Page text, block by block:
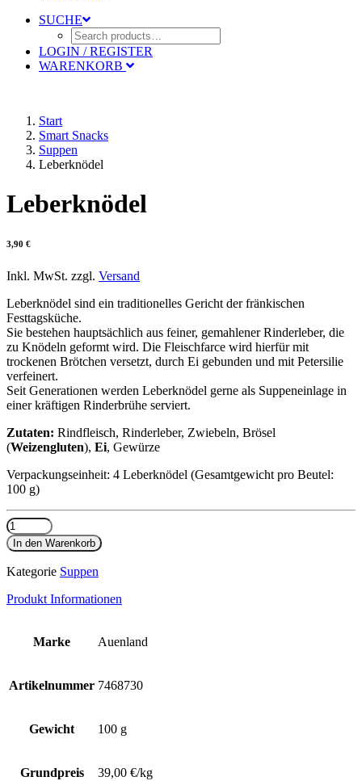
SUCHE
LOGIN / REGISTER
WARENKORB
Start
Smart Snacks
Suppen
Leberknödel
Leberknödel
3,90 €
Inkl. MwSt. zzgl. Versand
Leberknödel sind ein traditionelles Gericht der fränkischen
Festtagsküche.
Sie bestehen hauptsächlich aus feiner, gemahlener Rinderleber, die
zu Knödeln geformt wird. Die Fleischfarce wird hierfür mit
trockenen Brötchen versetzt, durch Ei gebunden und mit Petersilie
verfeinert.
Seit Generationen werden Leberknödel gerne als Suppeneinlage in
einer kräftigen Rinderbrühe serviert.
Zutaten: Rindfleisch, Rinderleber, Zwiebeln, Brösel
(Weizengluten), Ei, Gewürze
Verpackungseinheit: 4 Leberknödel (Gesamtgewicht pro Beutel:
100 g)
Leberknödel
Menge
In den Warenkorb
Kategorie Suppen
Produkt Informationen
Marke Auenland
Artikelnummer 7468730
Gewicht 100 g
Grundpreis 39,00 €/kg